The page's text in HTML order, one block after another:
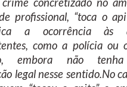
profissional, “toca o
a ocorrência às
como a polícia ou
embora não tenha
legal nesse sentido.No